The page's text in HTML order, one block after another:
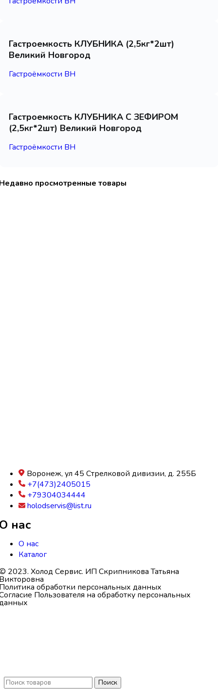
Гастроемкость КЛУБНИКА (2,5кг*2шт)
Великий Новгород
Гастроёмкости ВН
Гастроемкость КЛУБНИКА С ЗЕФИРОМ
(2,5кг*2шт) Великий Новгород
Гастроёмкости ВН
просмотренные товары
Воронеж, ул 45 Стрелковой дивизии, д. 255Б
+7(473)2405015
+79304034444
holodservis@list.ru
нас
О нас
Каталог
2023. Холод Сервис. ИП Скрипникова Татьяна
обработки персональных данных
Пользователя на обработку персональных
Поиск